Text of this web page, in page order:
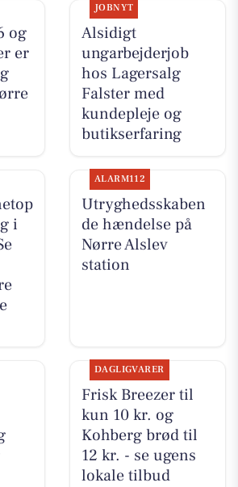
og
er
JOBNYT
Alsidigt
ungarbejderjob
hos Lagersalg
Falster med
kundepleje og
butikserfaring
i
ALARM112
Utryghedsskaben
de hændelse på
Nørre Alslev
station
DAGLIGVARER
Frisk Breezer til
kun 10 kr. og
Kohberg brød til
12 kr. - se ugens
lokale tilbud